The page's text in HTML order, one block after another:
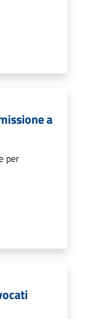
a
per